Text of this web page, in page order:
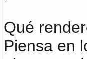
Qué
Piensa en